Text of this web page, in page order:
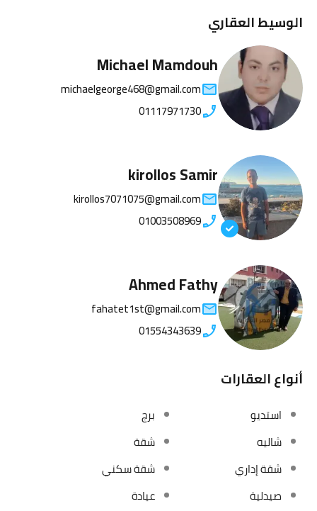
الوسيط العقاري
Michael Mamdouh
michaelgeorge468@gmail.com
01117971730
kirollos Samir
kirollos7071075@gmail.com
01003508969
Ahmed Fathy
fahatet1st@gmail.com
01554343639
أنواع العقارات
استديو
برج
شاليه
شقة
شقة إداري
شقة سكني
صيدلية
عيادة